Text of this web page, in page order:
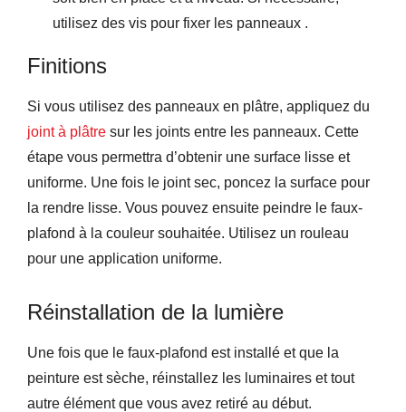
utilisez des vis pour fixer les panneaux .
Finitions
Si vous utilisez des panneaux en plâtre, appliquez du
joint à plâtre sur les joints entre les panneaux. Cette
étape vous permettra d’obtenir une surface lisse et
uniforme. Une fois le joint sec, poncez la surface pour
la rendre lisse. Vous pouvez ensuite peindre le faux-
plafond à la couleur souhaitée. Utilisez un rouleau
pour une application uniforme.
Réinstallation de la lumière
Une fois que le faux-plafond est installé et que la
peinture est sèche, réinstallez les luminaires et tout
autre élément que vous avez retiré au début.